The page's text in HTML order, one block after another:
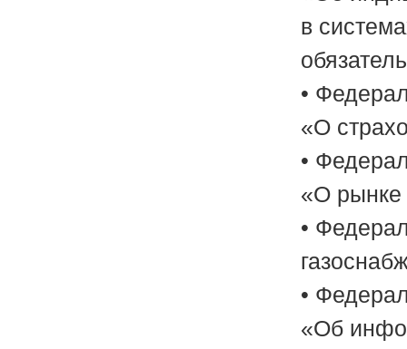
в
•
«О
•
«О рынке
•
•
«Об